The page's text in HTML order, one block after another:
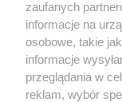
zaufanych
informacje na
osobowe, takie
informacje
przeglądania w
reklam, wybór